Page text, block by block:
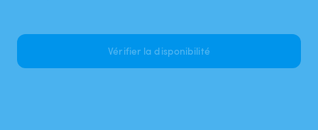
Vérifier la disponibilité